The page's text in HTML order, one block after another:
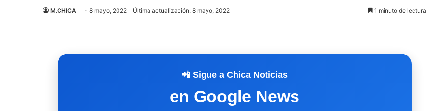
M.CHICA 8 mayo, 2022 Última actualización: 8 mayo, 2022 1 minuto de lectura
📲 Sigue a Chica Noticias
en Google News